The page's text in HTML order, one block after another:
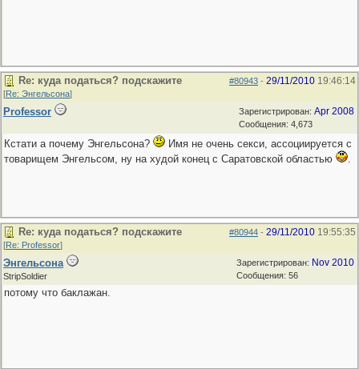
#80943 - 29/11/2010 19:46:14
Re: куда податься? подскажите
[Re: Энгельсона]
Зарегистрирован: Apr 2008
Сообщения: 4,673
Professor
Кстати а почему Энгельсона?
Имя не очень секси, ассоциируется с
товарищем Энгельсом, ну на худой конец с Cаратовской областью
.
#80944 - 29/11/2010 19:55:35
Re: куда податься? подскажите
[Re: Professor]
Зарегистрирован: Nov 2010
Сообщения: 56
Энгельсона
StripSoldier
потому что баклажан.